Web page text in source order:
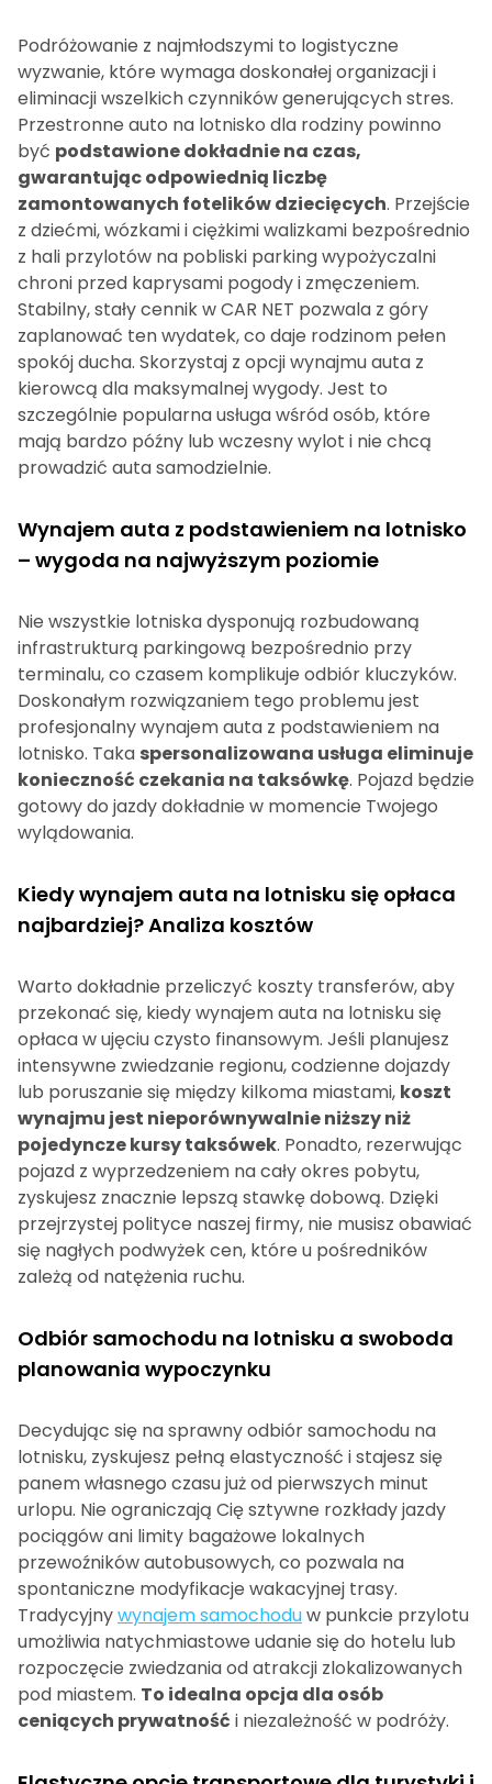
Podróżowanie z najmłodszymi to logistyczne
wyzwanie, które wymaga doskonałej organizacji i
eliminacji wszelkich czynników generujących stres.
Przestronne auto na lotnisko dla rodziny powinno
być podstawione dokładnie na czas,
gwarantując odpowiednią liczbę
zamontowanych fotelików dziecięcych. Przejście
z dziećmi, wózkami i ciężkimi walizkami bezpośrednio
z hali przylotów na pobliski parking wypożyczalni
chroni przed kaprysami pogody i zmęczeniem.
Stabilny, stały cennik w CAR NET pozwala z góry
zaplanować ten wydatek, co daje rodzinom pełen
spokój ducha. Skorzystaj z opcji wynajmu auta z
kierowcą dla maksymalnej wygody. Jest to
szczególnie popularna usługa wśród osób, które
mają bardzo późny lub wczesny wylot i nie chcą
prowadzić auta samodzielnie.
Wynajem auta z podstawieniem na lotnisko
– wygoda na najwyższym poziomie
Nie wszystkie lotniska dysponują rozbudowaną
infrastrukturą parkingową bezpośrednio przy
terminalu, co czasem komplikuje odbiór kluczyków.
Doskonałym rozwiązaniem tego problemu jest
profesjonalny wynajem auta z podstawieniem na
lotnisko. Taka spersonalizowana usługa eliminuje
konieczność czekania na taksówkę. Pojazd będzie
gotowy do jazdy dokładnie w momencie Twojego
wylądowania.
Kiedy wynajem auta na lotnisku się opłaca
najbardziej? Analiza kosztów
Warto dokładnie przeliczyć koszty transferów, aby
przekonać się, kiedy wynajem auta na lotnisku się
opłaca w ujęciu czysto finansowym. Jeśli planujesz
intensywne zwiedzanie regionu, codzienne dojazdy
lub poruszanie się między kilkoma miastami, koszt
wynajmu jest nieporównywalnie niższy niż
pojedyncze kursy taksówek. Ponadto, rezerwując
pojazd z wyprzedzeniem na cały okres pobytu,
zyskujesz znacznie lepszą stawkę dobową. Dzięki
przejrzystej polityce naszej firmy, nie musisz obawiać
się nagłych podwyżek cen, które u pośredników
zależą od natężenia ruchu.
Odbiór samochodu na lotnisku a swoboda
planowania wypoczynku
Decydując się na sprawny odbiór samochodu na
lotnisku, zyskujesz pełną elastyczność i stajesz się
panem własnego czasu już od pierwszych minut
urlopu. Nie ograniczają Cię sztywne rozkłady jazdy
pociągów ani limity bagażowe lokalnych
przewoźników autobusowych, co pozwala na
spontaniczne modyfikacje wakacyjnej trasy.
Tradycyjnywynajem samochoduw punkcie przylotu
umożliwia natychmiastowe udanie się do hotelu lub
rozpoczęcie zwiedzania od atrakcji zlokalizowanych
pod miastem. To idealna opcja dla osób
ceniących prywatność i niezależność w podróży.